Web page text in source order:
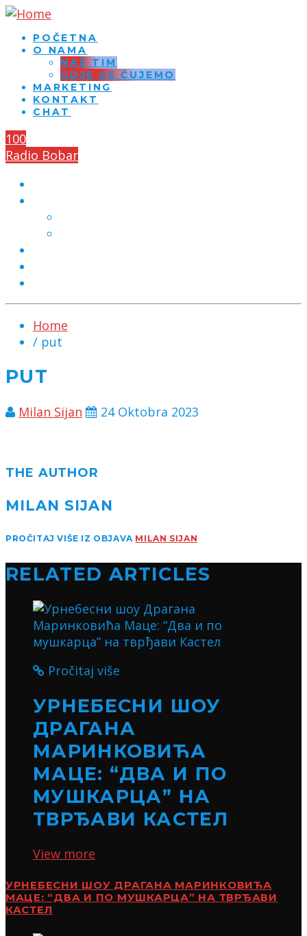
POČETNA
O NAMA
NAŠ TIM
GDJE SE ČUJEMO
MARKETING
KONTAKT
CHAT
100
Radio Bobar
Home
/ put
PUT
Milan Sijan 24 Oktobra 2023
THE AUTHOR
MILAN SIJAN
PROČITAJ VIŠE IZ OBJAVA MILAN SIJAN
RELATED ARTICLES
Pročitaj više
УРНЕБЕСНИ ШОУ
ДРАГАНА
МАРИНКОВИЋА
МАЦЕ: “ДВА И ПО
МУШКАРЦА” НА
ТВРЂАВИ КАСТЕЛ
View more
УРНЕБЕСНИ ШОУ ДРАГАНА МАРИНКОВИЋА
МАЦЕ: “ДВА И ПО МУШКАРЦА” НА ТВРЂАВИ
КАСТЕЛ